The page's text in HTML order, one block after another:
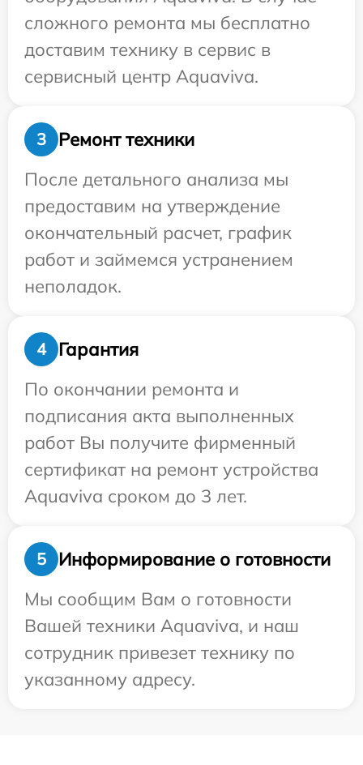
сложного ремонта мы бесплатно
доставим технику в сервис в
сервисный центр Aquaviva.
3
Ремонт техники
После детального анализа мы
предоставим на утверждение
окончательный расчет, график
работ и займемся устранением
неполадок.
4
Гарантия
По окончании ремонта и
подписания акта выполненных
работ Вы получите фирменный
сертификат на ремонт устройства
Aquaviva сроком до 3 лет.
5
Информирование о готовности
Мы сообщим Вам о готовности
Вашей техники Aquaviva, и наш
сотрудник привезет технику по
указанному адресу.